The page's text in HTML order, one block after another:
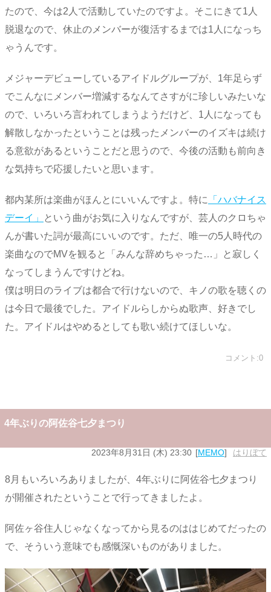
たので、今は2人で活動していたのですよ。そこにきて1人
脱退なので、休止のメンバーが復活するまでは1人になっち
ゃうんです。
メジャーデビューしているアイドルグループが、1年足らず
でこんなにメンバー増減するなんてさすがに珍しいみたいな
ので、いろいろ言われてしまうようだけど、1人になっても
解散しなかったということは残ったメンバーのイズキは続け
る意欲があるということだと思うので、今後の活動も前向き
な気持ちで応援したいと思います。
都内某所は楽曲がほんとにいいんですよ。特に
「ハバナイス
デーイ」
という曲がお気に入りなんですが、芸人のクロちゃ
んが書いた詞が最高にいいのです。ただ、唯一の5人時代の
楽曲なのでMVを観ると「みんな辞めちゃった…」と寂しく
なってしまうんですけどね。
僕は明日のライブは都合で行けないので、キノの歌を聴くの
は今日で最後でした。アイドルらしからぬ歌声、好きでし
た。アイドルはやめるとしても歌い続けてほしいな。
コメント:0
4年ぶりの阿佐谷七夕まつり
2023年8月31日 (木) 23:30 MEMO はりぼて
8月もいろいろありましたが、4年ぶりに阿佐谷七夕まつり
が開催されたということで行ってきましたよ。
阿佐ヶ谷住人じゃなくなってから見るのははじめてだったの
で、そういう意味でも感慨深いものがありました。